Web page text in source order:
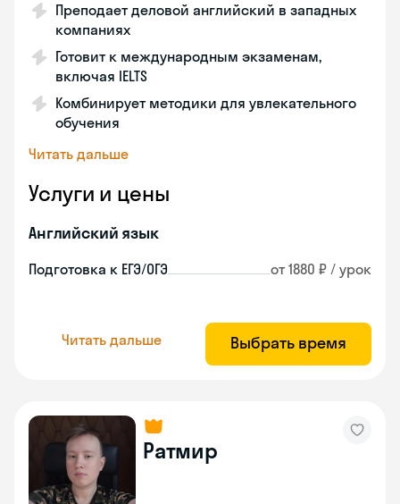
Преподает деловой английский в западных
компаниях
Готовит к международным экзаменам,
включая IELTS
Комбинирует методики для увлекательного
обучения
Читать дальше
Услуги и цены
Английский язык
Подготовка к ЕГЭ/ОГЭ от 1880 ₽ / урок
Читать дальше Выбрать время
Ратмир